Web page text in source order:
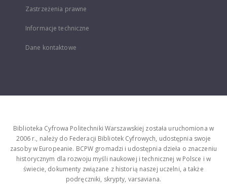
Zastrzeżenia prawne
Informacje techniczne
Dane kontaktowe
Biblioteka Cyfrowa Politechniki Warszawskiej została uruchomiona w
2006 r., należy do Federacji Bibliotek Cyfrowych, udostępnia swoje
zasoby w Europeanie. BCPW gromadzi i udostępnia dzieła o znaczeniu
historycznym dla rozwoju myśli naukowej i technicznej w Polsce i w
świecie, dokumenty związane z historią naszej uczelni, a także
podręczniki, skrypty, varsaviana.